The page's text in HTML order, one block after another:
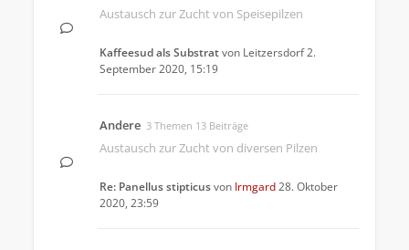
Austausch zur Zucht von Speisepilzen
Kaffeesud als Substratvon Leitzersdorf2.
September 2020, 15:19
Andere 3 Themen 13 Beiträge
Austausch zur Zucht von diversen Pilzen
Re: Panellus stipticusvon Irmgard28. Oktober
2020, 23:59